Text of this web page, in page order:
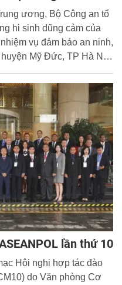
ương, Bộ Công an tổ
hi sinh dũng cảm của
vụ đảm bảo an ninh,
Mỹ Đức, TP Hà Nội
lần thứ 10
đào
do Văn phòng Cơ